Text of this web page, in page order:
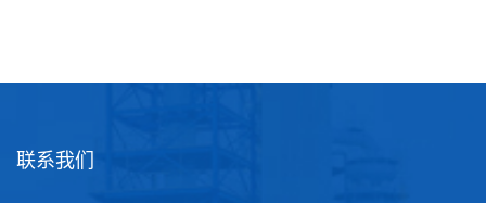
联系我们